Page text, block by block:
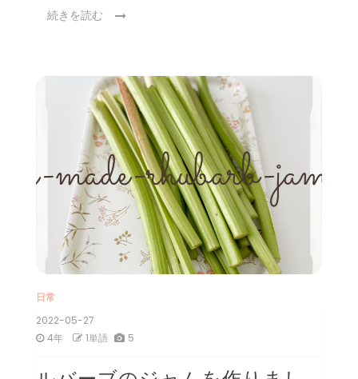
続きを読む
日常
2022-05-27
4年
1単語 5